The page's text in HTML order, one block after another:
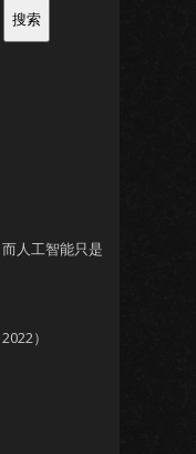
搜索
人工智能只是
）